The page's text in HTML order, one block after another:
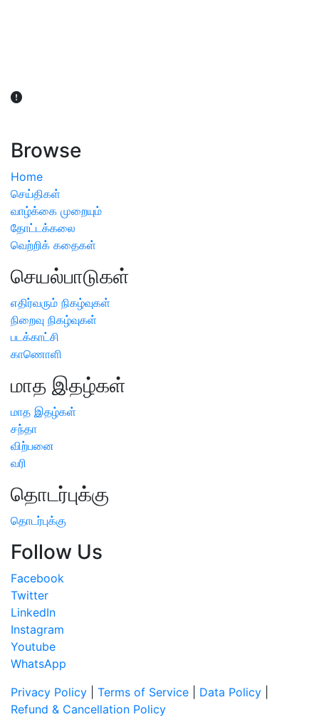
Browse
Home
செய்திகள்
வாழ்க்கை முறையும்
தோட்டக்கலை
வெற்றிக் கதைகள்
செயல்பாடுகள்
எதிர்வரும் நிகழ்வுகள்
நிறைவு நிகழ்வுகள்
படக்காட்சி
காணொளி
மாத இதழ்கள்
மாத இதழ்கள்
சந்தா
விற்பனை
வரி
தொடர்புக்கு
தொடர்புக்கு
Follow Us
Facebook
Twitter
LinkedIn
Instagram
Youtube
WhatsApp
Privacy Policy
Terms of Service Data Policy
Refund & Cancellation Policy